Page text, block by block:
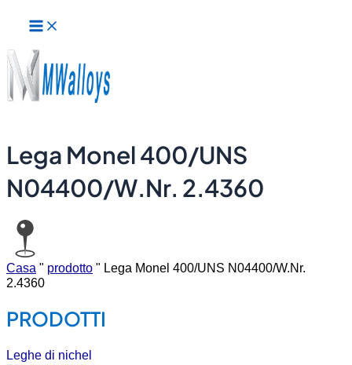
contenuto
principale
Lega Monel 400/UNS
N04400/W.Nr. 2.4360
Casa " prodotto " Lega Monel 400/UNS N04400/W.Nr.
2.4360
PRODOTTI
Leghe di nichel